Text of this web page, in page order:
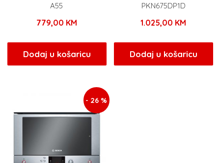
A55
779,00 KM
Dodaj u košaricu
PKN675DP1D
1.025,00 KM
Dodaj u košaricu
- 26 %